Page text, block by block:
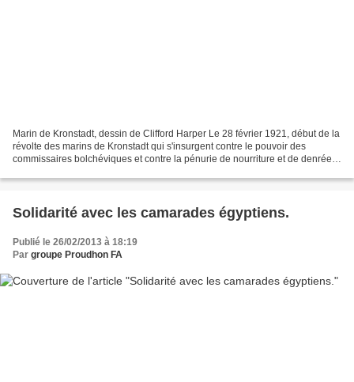
Marin de Kronstadt, dessin de Clifford Harper Le 28 février 1921, début de la
révolte des marins de Kronstadt qui s'insurgent contre le pouvoir des
commissaires bolchéviques et contre la pénurie de nourriture et de denrées
Solidarité avec les camarades égyptiens.
Publié le 26/02/2013 à 18:19
Par groupe Proudhon FA